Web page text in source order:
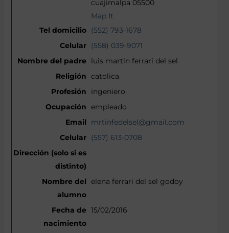
cuajimalpa 05500
Map It
(552) 793-1678
(558) 039-9071
luis martin ferrari del sel
catolica
ingeniero
empleado
mrtinfedelsel@gmail.com
(557) 613-0708
elena ferrari del sel godoy
15/02/2016